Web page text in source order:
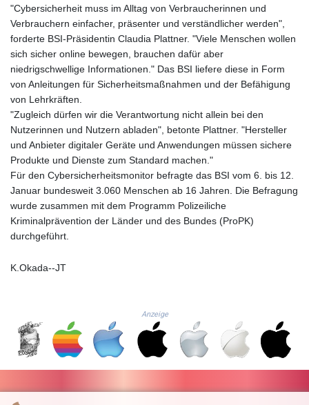
IMP 0.856331
INR 110.133259
IQD
1512.727812
IRR
1587081.157342
JEP 0.856331
JMD 183.379231
JOD 0.818459
JPY 183.716281
KES 149.365809
KGS 100.958668
KHR 4681.70199
KMF 491.805569
LAK
26078.516124
LBP
103405.556276
LKR 387.005699
"Cybersicherheit muss im Alltag von Verbraucherinnen und
Verbrauchern einfacher, präsenter und verständlicher werden",
forderte BSI-Präsidentin Claudia Plattner. "Viele Menschen wollen
sich sicher online bewegen, brauchen dafür aber
niedrigschwellige Informationen." Das BSI liefere diese in Form
von Anleitungen für Sicherheitsmaßnahmen und der Befähigung
von Lehrkräften.
"Zugleich dürfen wir die Verantwortung nicht allein bei den
Nutzerinnen und Nutzern abladen", betonte Plattner. "Hersteller
und Anbieter digitaler Geräte und Anwendungen müssen sichere
Produkte und Dienste zum Standard machen."
Für den Cybersicherheitsmonitor befragte das BSI vom 6. bis 12.
Januar bundesweit 3.060 Menschen ab 16 Jahren. Die Befragung
wurde zusammen mit dem Programm Polizeiliche
Kriminalprävention der Länder und des Bundes (ProPK)
durchgeführt.
K.Okada--JT
Anzeige